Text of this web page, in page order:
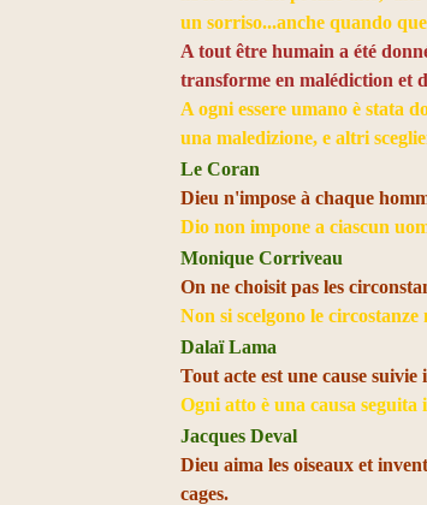
un sorriso...anche quando
A tout être humain a été
transforme en malédiction et
A ogni essere umano è stata
una maledizione, e altri
Le Coran
Dieu n'impose à chaque
Dio non impone a ciascun
Monique Corriveau
On ne choisit pas les
Non si scelgono le
Dalaï Lama
Tout acte est une cause
Ogni atto è una causa
Jacques Deval
Dieu aima les oiseaux et
cages.